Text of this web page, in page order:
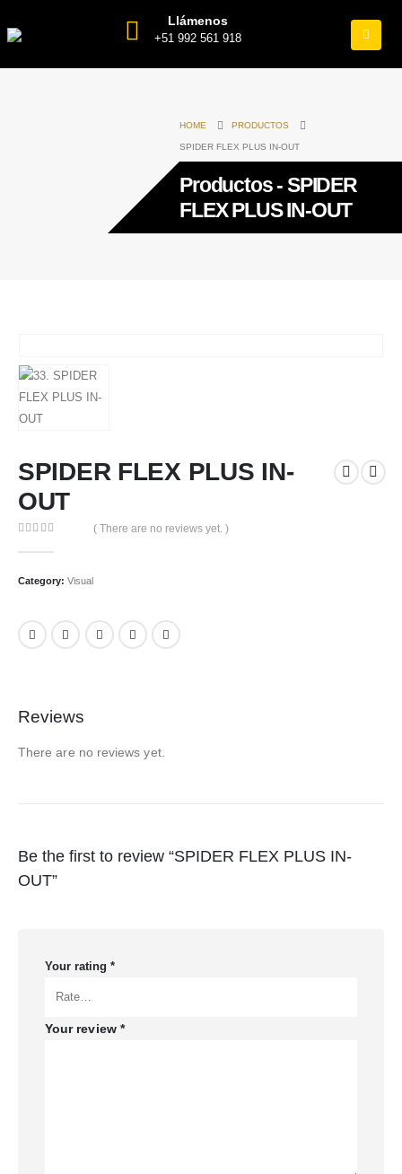
Llámenos
+51 992 561 918
HOME PRODUCTOS
SPIDER FLEX PLUS IN-OUT
Productos - SPIDER
FLEX PLUS IN-OUT
SPIDER FLEX PLUS IN-
OUT
( There are no reviews yet. )
Category: Visual
Reviews
There are no reviews yet.
Be the first to review “SPIDER FLEX PLUS IN-
OUT”
Your rating *
Your review *